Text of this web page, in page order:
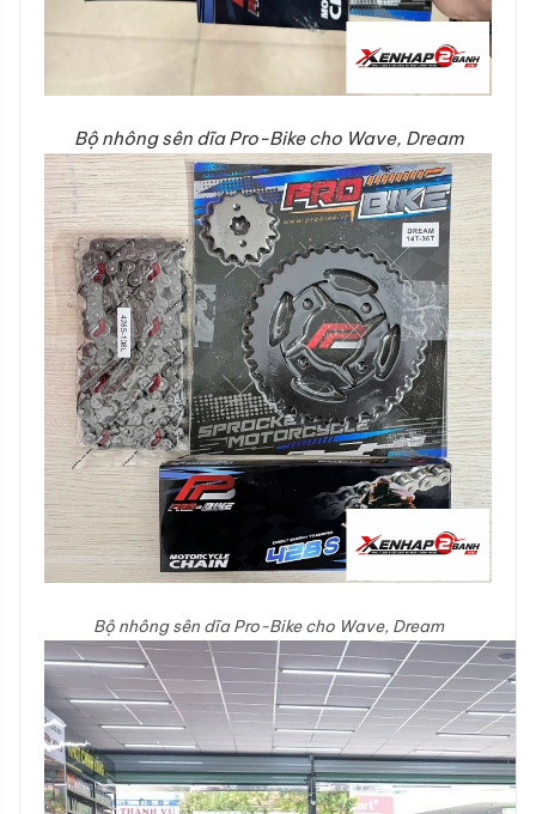
Bộ nhông sên dĩa Pro-Bike cho Wave, Dream
Bộ nhông sên dĩa Pro-Bike cho Wave, Dream